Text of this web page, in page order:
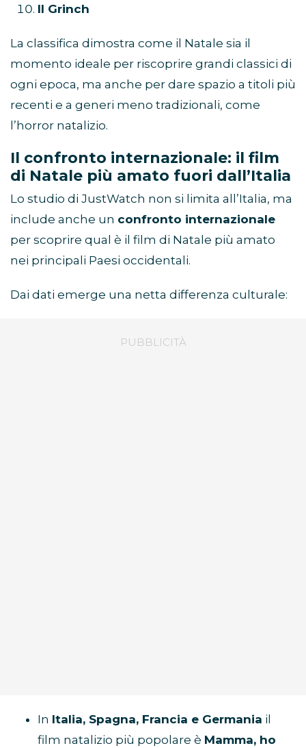
Il Grinch
La classifica dimostra come il Natale sia il
momento ideale per riscoprire grandi classici di
ogni epoca, ma anche per dare spazio a titoli più
recenti e a generi meno tradizionali, come
l’horror natalizio.
Il confronto internazionale: il film
di Natale più amato fuori dall’Italia
Lo studio di JustWatch non si limita all’Italia, ma
include anche un confronto internazionale
per scoprire qual è il film di Natale più amato
nei principali Paesi occidentali.
Dai dati emerge una netta differenza culturale:
In Italia, Spagna, Francia e Germania il
film natalizio più popolare è Mamma, ho